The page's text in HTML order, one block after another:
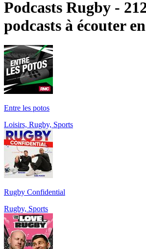
Podcasts Rugby -
podcasts à écouter
Entre les potos
Loisirs, Rugby, Sports
Rugby Confidential
Rugby, Sports